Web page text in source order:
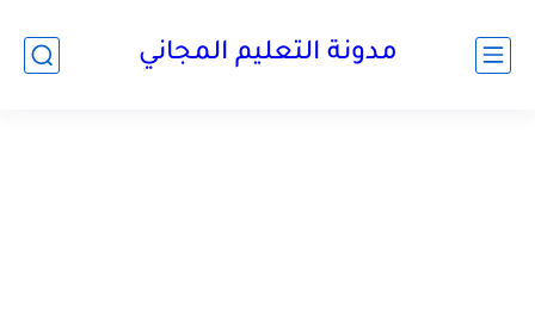
مدونة التعليم المجاني